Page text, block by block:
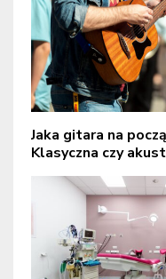
Jaka gitara na
Klasyczna czy